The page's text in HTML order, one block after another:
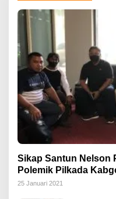
Sikap Santun Nelson
Polemik Pilkada
25 Januari 2021